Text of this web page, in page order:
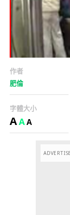
作者
肥倫
字體大小
AAA